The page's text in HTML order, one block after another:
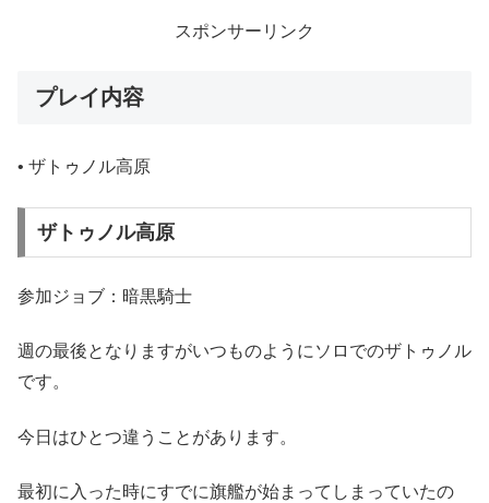
スポンサーリンク
プレイ内容
• ザトゥノル高原
ザトゥノル高原
参加ジョブ：暗黒騎士
週の最後となりますがいつものようにソロでのザトゥノル
です。
今日はひとつ違うことがあります。
最初に入った時にすでに旗艦が始まってしまっていたの